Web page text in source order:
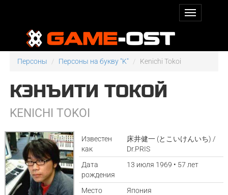
Персоны Персоны на букву "K" Kenichi Tokoi
КЭНЪИТИ ТОКОЙ
KENICHI TOKOI
Известен
как
床井健一 (とこいけんいち) /
Dr.PRIS
Дата
рождения
13 июля 1969 • 57 лет
Место
Япония